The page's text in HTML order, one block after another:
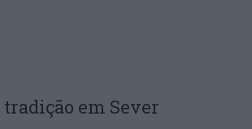
em Sever